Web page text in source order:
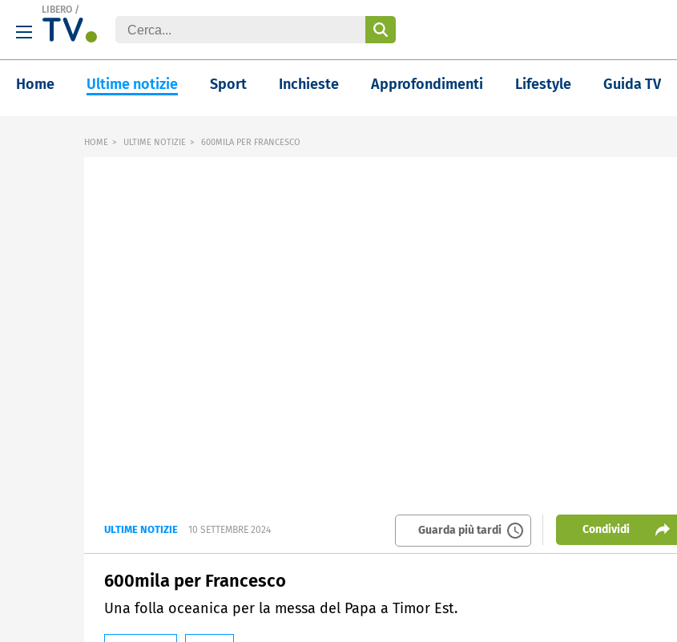
LIBERO /
Home Ultime notizie Sport Inchieste Approfondimenti Lifestyle Guida TV
HOME ULTIME NOTIZIE 600MILA PER FRANCESCO
ULTIME NOTIZIE 10 SETTEMBRE 2024 Guarda più tardi Condividi
600mila per Francesco
Una folla oceanica per la messa del Papa a Timor Est.